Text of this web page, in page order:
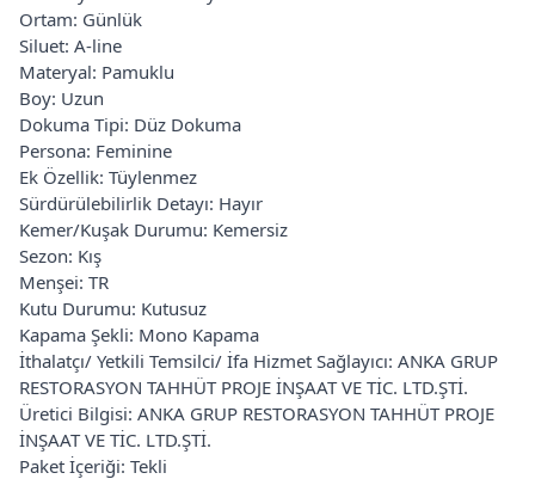
Ortam: Günlük
Siluet: A-line
Materyal: Pamuklu
Boy: Uzun
Dokuma Tipi: Düz Dokuma
Persona: Feminine
Ek Özellik: Tüylenmez
Sürdürülebilirlik Detayı: Hayır
Kemer/Kuşak Durumu: Kemersiz
Sezon: Kış
Menşei: TR
Kutu Durumu: Kutusuz
Kapama Şekli: Mono Kapama
İthalatçı/ Yetkili Temsilci/ İfa Hizmet Sağlayıcı: ANKA GRUP
RESTORASYON TAHHÜT PROJE İNŞAAT VE TİC. LTD.ŞTİ.
Üretici Bilgisi: ANKA GRUP RESTORASYON TAHHÜT PROJE
İNŞAAT VE TİC. LTD.ŞTİ.
Paket İçeriği: Tekli